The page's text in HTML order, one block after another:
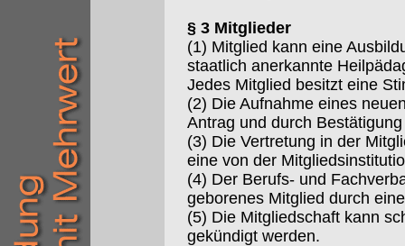
§ 3 Mitglieder
(1) Mitglied kann eine
staatlich anerkannte
Jedes Mitglied besitzt eine
(2) Die Aufnahme eines
Antrag und durch
(3) Die Vertretung in der
eine von der
(4) Der Berufs- und
geborenes Mitglied durch
(5) Die Mitgliedschaft kann
gekündigt werden.